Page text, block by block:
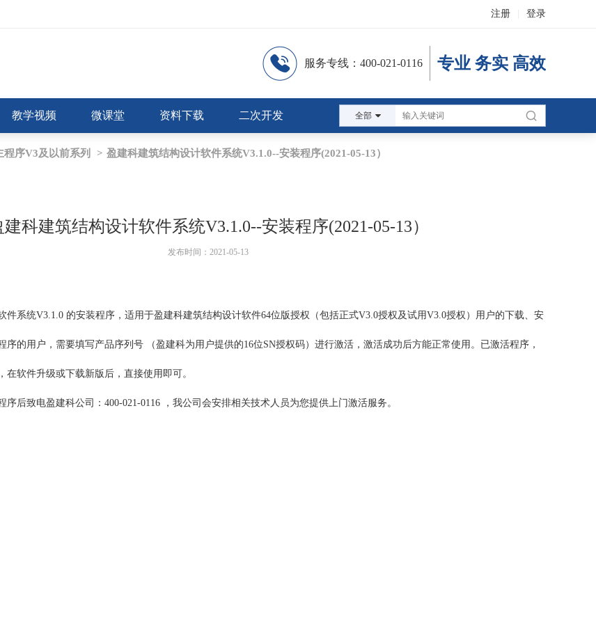
注册 登录
服务专线：400-021-0116 专业 务实 高效
教学视频 微课堂 资料下载 二次开发 全部
程序V3及以前系列 > 盈建科建筑结构设计软件系统V3.1.0--安装程序(2021-05-13）
建科建筑结构设计软件系统V3.1.0--安装程序(2021-05-13）
发布时间：2021-05-13
件系统V3.1.0 的安装程序，适用于盈建科建筑结构设计软件64位版授权（包括正式V3.0授权及试用V3.0授权）用户的下载、安
序的用户，需要填写产品序列号 （盈建科为用户提供的16位SN授权码）进行激活，激活成功后方能正常使用。已激活程序，
在软件升级或下载新版后，直接使用即可。
后致电盈建科公司：400-021-0116 ，我公司会安排相关技术人员为您提供上门激活服务。